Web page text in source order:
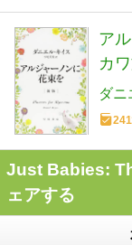
ア
カ
ダニ
Just Babies:
ェアする